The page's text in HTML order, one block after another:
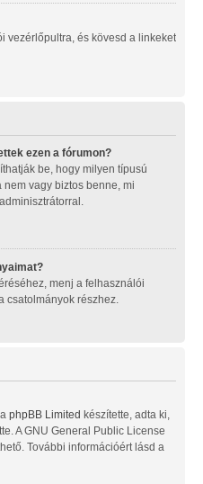
vezérlőpultra, és kövesd a linkeket
ezen a fórumon?
be, hogy milyen típusú
vagy biztos benne, mi
menj a felhasználói
csatolmányok részhez.
phpBB Limited készítette, adta ki,
A GNU General Public License
További információért lásd a